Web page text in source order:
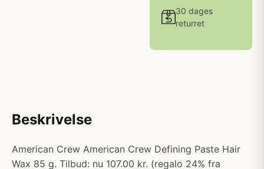
30 dages
returret
Beskrivelse
American Crew American Crew Defining Paste Hair
Wax 85 g. Tilbud: nu 107.00 kr. (regalo 24% fra